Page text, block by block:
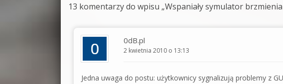
13 komentarzy do wpisu „Wspaniały symulator
0dB.pl
2 kwietnia 2010 o 13:13
Jedna uwaga do postu: użytkownicy sygnalizują problemy z